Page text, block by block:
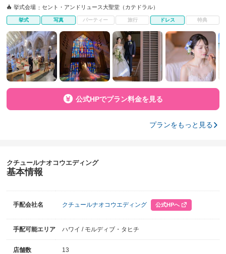
挙式会場 セント・アンドリュース大聖堂（カテドラル）
挙式 写真 パーティー 旅行 ドレス 特典
公式HPでプラン料金を見る
プランをもっと見る
クチュールナオコウエディング
基本情報
手配会社名 クチュールナオコウエディング 公式HPへ
手配可能エリア ハワイ モルディブ・タヒチ
店舗数 13